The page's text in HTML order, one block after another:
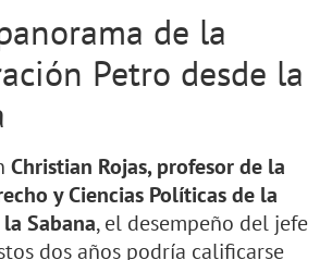
de la
Petro desde la
Christian Rojas, profesor de la
y Ciencias Políticas de la
Sabana, el desempeño del jefe
dos años podría calificarse